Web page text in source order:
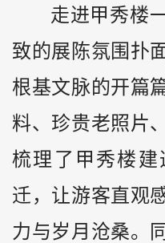
走进甲秀楼
致的展陈氛围扑
根基文脉的开篇
料、珍贵老照片
梳理了甲秀楼
迁，让游客直观
力与岁月沧桑。